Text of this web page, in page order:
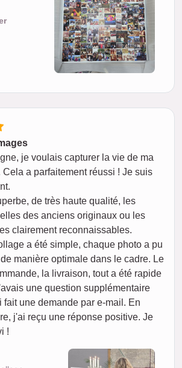
je voulais capturer la vie de ma
Cela a parfaitement réussi ! Je suis
de très haute qualité, les
des anciens originaux ou les
clairement reconnaissables.
a été simple, chaque photo a pu
manière optimale dans le cadre. Le
la livraison, tout a été rapide
une question supplémentaire
fait une demande par e-mail. En
j'ai reçu une réponse positive. Je
!